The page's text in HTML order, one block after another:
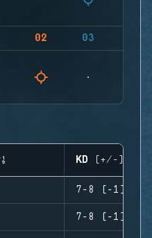
02 03
KD (+/-)
7-8 (-1)
7-8 (-1)